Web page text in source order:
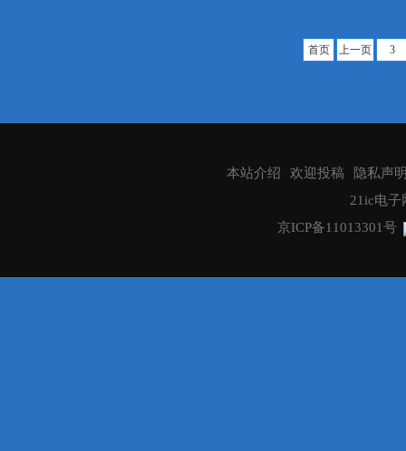
首页 上一页 3
本站介绍 欢迎投稿
隐私声
21ic电子
京ICP备11013301号